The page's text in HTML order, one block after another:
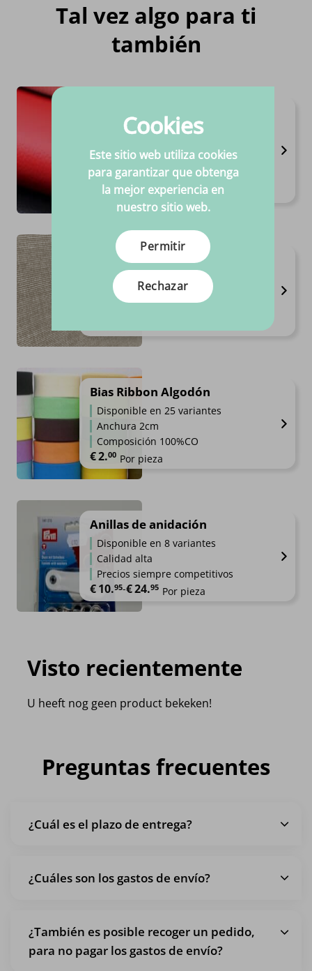
Tal vez algo para ti
también
70x50
Calidad alta
Precios siempre competitivos
Por pieza
Algodón recubierto
Disponible en 3 variantes
Anchura 1,40 m
Bias Ribbon Algodón
Disponible en 25 variantes
Anchura 2cm
Composición 100%CO
€2.00 Por pieza
Anillas de anidación
Disponible en 8 variantes
Calidad alta
Precios siempre competitivos
€10.95-€24.95
Rango de precios: desde €10.95 hasta €24.95
Por pieza
Visto recientemente
U heeft nog geen product bekeken!
Preguntas frecuentes
¿Cuál es el plazo de entrega?
¿Cuáles son los gastos de envío?
¿También es posible recoger un pedido,
para no pagar los gastos de envío?
Cookies
Este sitio web utiliza cookies
para garantizar que obtenga
la mejor experiencia en
nuestro sitio web.
Permitir
Rechazar